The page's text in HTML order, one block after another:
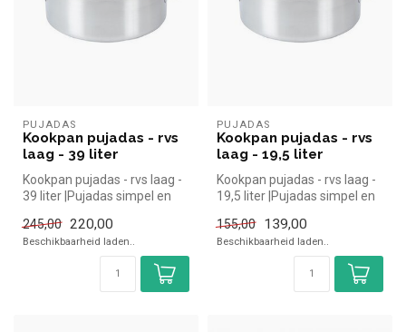
PUJADAS
Kookpan pujadas - rvs
laag - 39 liter
Kookpan pujadas - rvs laag -
39 liter |Pujadas simpel en
245,00 220,00
Beschikbaarheid laden..
PUJADAS
Kookpan pujadas - rvs
laag - 19,5 liter
Kookpan pujadas - rvs laag -
19,5 liter |Pujadas simpel en
155,00
139,00
Beschikbaarheid laden..